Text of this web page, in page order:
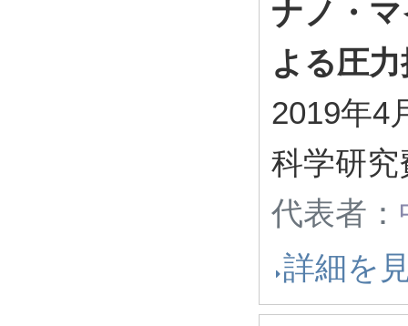
ナノ・
よる圧
2019年4
科学研
代表者：
詳細を